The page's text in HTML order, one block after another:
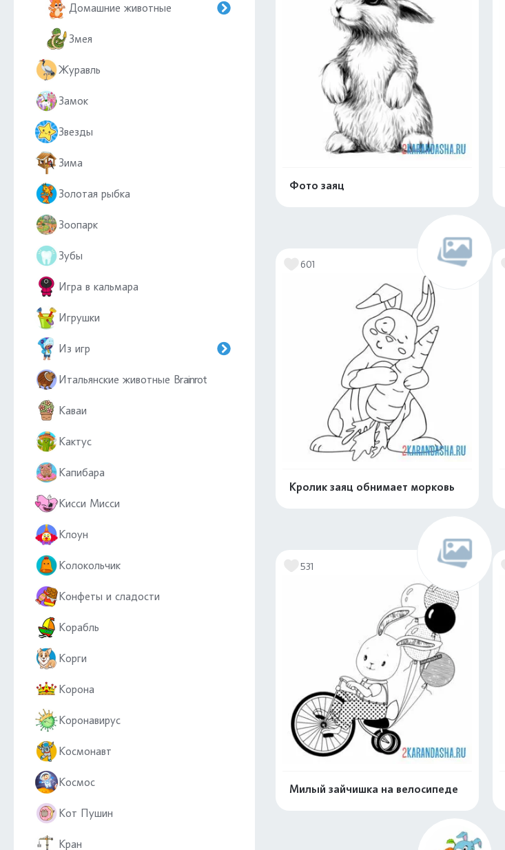
Домашние животные
Змея
Журавль
Замок
Звезды
Зима
Золотая рыбка
Зоопарк
Зубы
Игра в кальмара
Игрушки
Из игр
Итальянские животные Brainrot
Каваи
Кактус
Капибара
Кисси Мисси
Клоун
Колокольчик
Конфеты и сладости
Корабль
Корги
Корона
Коронавирус
Космонавт
Космос
Кот Пушин
Кран
Фото заяц
601
Кролик заяц обнимает морковь
531
Милый зайчишка на велосипеде